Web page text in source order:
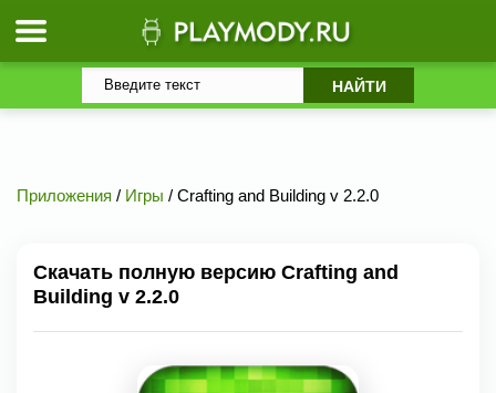
Приложения / Игры / Crafting and Building v 2.2.0
Скачать полную версию Crafting and
Building v 2.2.0